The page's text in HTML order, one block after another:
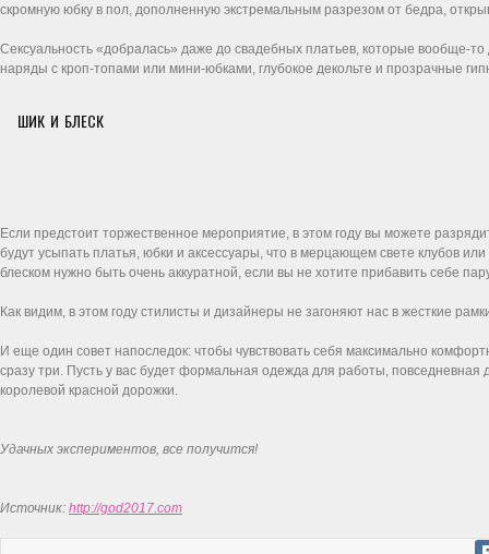
скромную юбку в пол, дополненную экстремальным разрезом от бедра,
Сексуальность «добралась» даже до свадебных платьев, которые вообще-
наряды с кроп-топами или мини-юбками, глубокое декольте и прозрачные
ШИК И БЛЕСК
Если предстоит торжественное мероприятие, в этом году вы можете
будут усыпать платья, юбки и аксессуары, что в мерцающем свете клубов
блеском нужно быть очень аккуратной, если вы не хотите прибавить себе
Как видим, в этом году стилисты и дизайнеры не загоняют нас в жесткие
И еще один совет напоследок: чтобы чувствовать себя максимально
сразу три. Пусть у вас будет формальная одежда для работы, повседневная
королевой красной дорожки.
Удачных экспериментов, все получится!
Источник: http://god2017.com